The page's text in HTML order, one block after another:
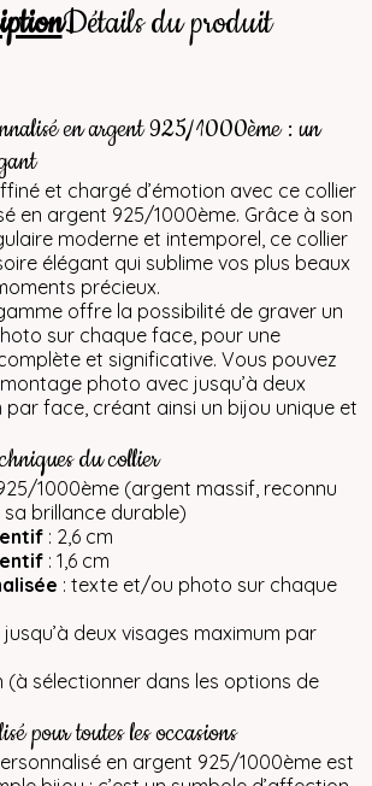
Détails du produit
en argent 925/1000ème : un
et chargé d’émotion avec ce collier
en argent 925/1000ème. Grâce à son
moderne et intemporel, ce collier
élégant qui sublime vos plus beaux
précieux.
offre la possibilité de graver un
sur chaque face, pour une
et significative. Vous pouvez
photo avec jusqu’à deux
par face, créant ainsi un bijou unique et
du collier
1000ème (argent massif, reconnu
brillance durable)
: 2,6 cm
: 1,6 cm
: texte et/ou photo sur chaque
jusqu’à deux visages maximum par
(à sélectionner dans les options de
pour toutes les occasions
en argent 925/1000ème est